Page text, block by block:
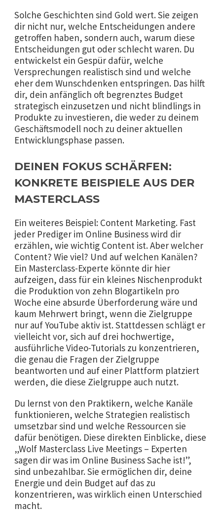
Solche Geschichten sind Gold wert. Sie zeigen
dir nicht nur, welche Entscheidungen andere
getroffen haben, sondern auch, warum diese
Entscheidungen gut oder schlecht waren. Du
entwickelst ein Gespür dafür, welche
Versprechungen realistisch sind und welche
eher dem Wunschdenken entspringen. Das hilft
dir, dein anfänglich oft begrenztes Budget
strategisch einzusetzen und nicht blindlings in
Produkte zu investieren, die weder zu deinem
Geschäftsmodell noch zu deiner aktuellen
Entwicklungsphase passen.
DEINEN FOKUS SCHÄRFEN:
KONKRETE BEISPIELE AUS DER
MASTERCLASS
Ein weiteres Beispiel: Content Marketing. Fast
jeder Prediger im Online Business wird dir
erzählen, wie wichtig Content ist. Aber welcher
Content? Wie viel? Und auf welchen Kanälen?
Ein Masterclass-Experte könnte dir hier
aufzeigen, dass für ein kleines Nischenprodukt
die Produktion von zehn Blogartikeln pro
Woche eine absurde Überforderung wäre und
kaum Mehrwert bringt, wenn die Zielgruppe
nur auf YouTube aktiv ist. Stattdessen schlägt er
vielleicht vor, sich auf drei hochwertige,
ausführliche Video-Tutorials zu konzentrieren,
die genau die Fragen der Zielgruppe
beantworten und auf einer Plattform platziert
werden, die diese Zielgruppe auch nutzt.
Du lernst von den Praktikern, welche Kanäle
funktionieren, welche Strategien realistisch
umsetzbar sind und welche Ressourcen sie
dafür benötigen. Diese direkten Einblicke, diese
„Wolf Masterclass Live Meetings – Experten
sagen dir was im Online Business Sache ist!”,
sind unbezahlbar. Sie ermöglichen dir, deine
Energie und dein Budget auf das zu
konzentrieren, was wirklich einen Unterschied
macht.